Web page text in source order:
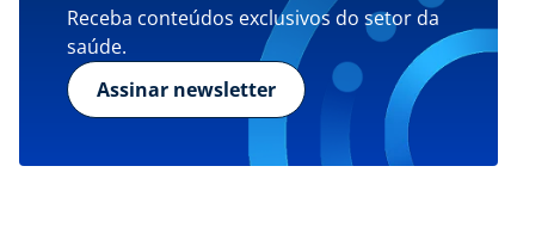
Receba conteúdos exclusivos do setor da
saúde.
Assinar newsletter